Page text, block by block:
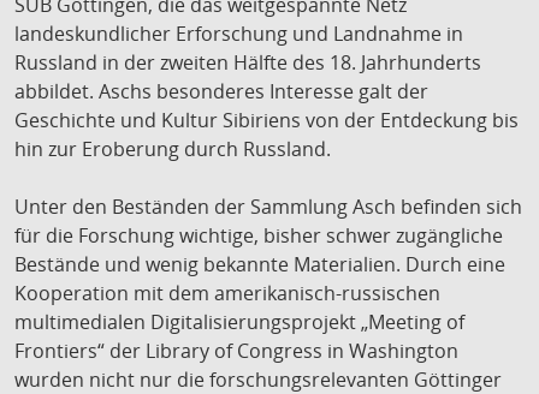
landeskundlicher Erforschung und Landnahme in
Russland in der zweiten Hälfte des 18. Jahrhunderts
abbildet. Aschs besonderes Interesse galt der
Geschichte und Kultur Sibiriens von der Entdeckung bis
hin zur Eroberung durch Russland.
Unter den Beständen der Sammlung Asch befinden sich
für die Forschung wichtige, bisher schwer zugängliche
Bestände und wenig bekannte Materialien. Durch eine
Kooperation mit dem amerikanisch-russischen
multimedialen Digitalisierungsprojekt „Meeting of
Frontiers“ der Library of Congress in Washington
wurden nicht nur die forschungsrelevanten Göttinger